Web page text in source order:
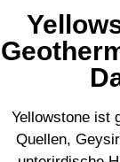
Yellowstone ist
Quellen,